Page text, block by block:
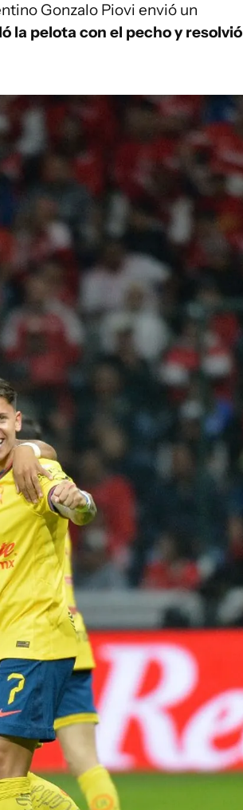
Gonzalo Piovi envió un
la pelota con el pecho y resolvió